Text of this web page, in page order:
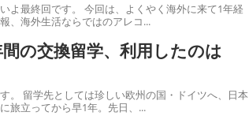
よくやく海外に来て1年経
、海外生活ならではのアレコ...
の交換留学、利用したのは
日本
旅立ってから早1年。先日、...